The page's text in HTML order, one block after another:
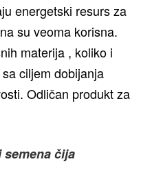
energetski resurs za
su veoma korisna.
materija , koliko i
ciljem dobijanja
Odličan produkt za
čija